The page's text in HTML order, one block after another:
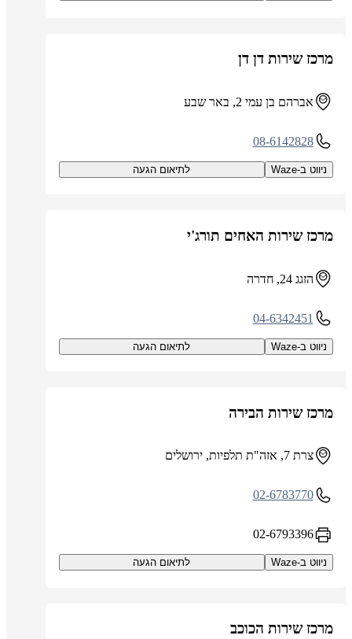
מרכז שירות דן דן
אברהם בן עמי 2, באר שבע
08-6142828
ניווט ב-Waze לתיאום הגעה
מרכז שירות האחים תורג'י
הזגג 24, חדרה
04-6342451
ניווט ב-Waze לתיאום הגעה
מרכז שירות הבירה
צרת 7, אזה"ת תלפיות, ירושלים
02-6783770
02-6793396
ניווט ב-Waze לתיאום הגעה
מרכז שירות הכוכב